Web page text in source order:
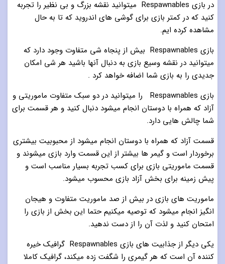
در بازی Respawnables میتوانید نقشه بزرگ و بی نظیر را تجربه
کنید که در کمتر بازی برای گوشی های اندروید که تا به حال
مشاهده کرده ایم.
بازی Respawnables بیش از پنجاه شی متفاوت وجود دارد که
میتوانید در نقشه وسیع بازی به دنبال آنها باشید هر شی امکان
جدیدی را به بازی شما اضافه خواهد کرد .
بازی Respawnables را میتوانید در دو سبک متفاوت ماموریتی و
آزاد که همراه با دوستان انجام میشود دنبال کنید و هر قسمت برای
شما چالش هایی دارد.
قسمت آزاد که همراه با دوستان انجام میشود از محبوبیت بیشتری
برخوردار است و گیمر ها بیشتر از این قسمت وارد بازی میشوند و
قسمت ماموریتی بازی برای کسب تجربه بسیار مناسب است و
پیش زمینه برای بخش آزاد بازی محسوب میشود.
ماموریت های بازی در بیش از صد ماموریت متفاوت و هیجان
انگیز انجام میشود که توصیه میکنیم حتما این بخش از بازی را
امتحان کنید و لذت آن را از دست ندهید.
یکی دیگر از جذابیت های بازی Respawnables گرافیک خیره
کننده آن است که هر گیمری را شگفت زده میکند، گرافیک کاملا